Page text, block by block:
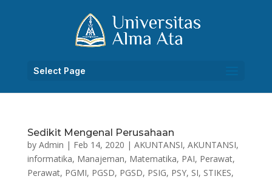
Select Page
Sedikit Mengenal Perusahaan
by Admin | Feb 14, 2020 | AKUNTANSI, AKUNTANSI,
informatika, Manajeman, Matematika, PAI, Perawat,
Perawat, PGMI, PGSD, PGSD, PSIG, PSY, SI, STIKES,